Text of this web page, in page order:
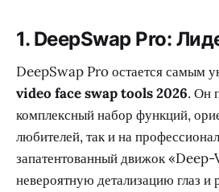
1. DeepSwap Pro:
DeepSwap Pro остается самым
video face swap tools 2026. Он
комплексный набор функций,
любителей, так и на
запатентованный движок «Deep-
невероятную детализацию глаз и